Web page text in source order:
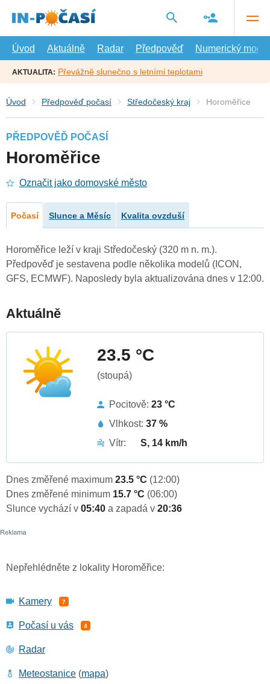
hlavní
Úvod
Aktuálně Radar Předpověď Numerický model
AKTUALITA: Převážně slunečno s letními teplotami
Úvod Předpověď počasí Středočeský kraj Horoměřice
PŘEDPOVĚĎ POČASÍ
Horoměřice
Označit jako domovské město
Počasí Slunce a Měsíc Kvalita ovzduší
Horoměřice leží v kraji Středočeský (320 m n. m.).
Předpověď je sestavena podle několika modelů (ICON,
GFS, ECMWF). Naposledy byla aktualizována dnes v 12:00.
Aktuálně
23.5 °C
(stoupá)
Pocitově: 23 °C
Vlhkost: 37 %
Vítr:
S, 14 km/h
Dnes změřené maximum 23.5 °C (12:00)
Dnes změřené minimum 15.7 °C (06:00)
Slunce vychází v 05:40 a zapadá v 20:36
Nepřehlédněte z lokality Horoměřice:
Kamery 7
Počasí u vás 4
Radar
Meteostanice (mapa)